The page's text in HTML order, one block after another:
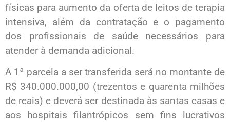
físicas para aumento da oferta de leitos de terapia
intensiva, além da contratação e o pagamento
dos profissionais de saúde necessários para
atender à demanda adicional.
A 1ª parcela a ser transferida será no montante de
R$ 340.000.000,00 (trezentos e quarenta milhões
de reais) e deverá ser destinada às santas casas e
aos hospitais filantrópicos sem fins lucrativos